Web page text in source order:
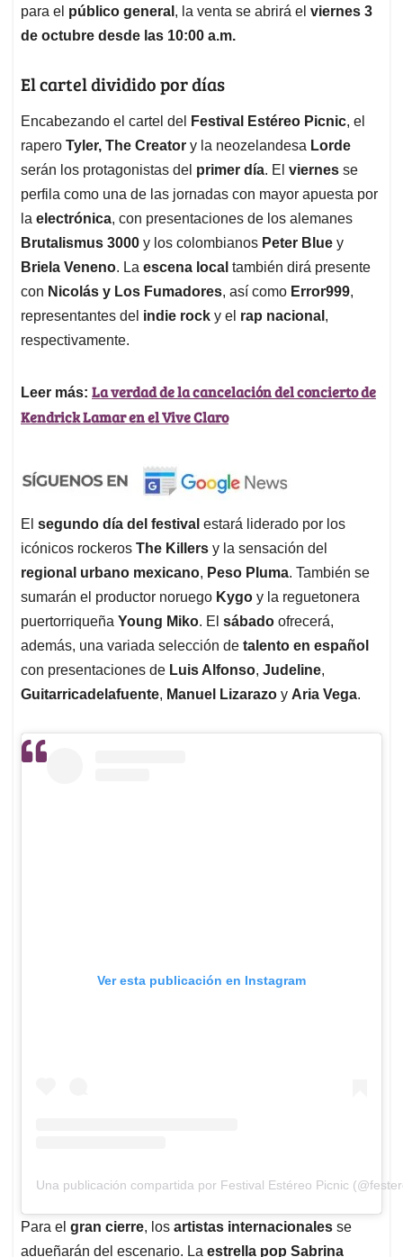
para el público general , la venta se abrirá el viernes 3
de octubre desde las 10:00 a.m.
El cartel dividido por días
Encabezando el cartel del Festival Estéreo Picnic, el
rapero Tyler, The Creator y la neozelandesa Lorde
serán los protagonistas del primer día. El viernes se
perfila como una de las jornadas con mayor apuesta por
la electrónica, con presentaciones de los alemanes
Brutalismus 3000 y los colombianos Peter Blue y
Briela Veneno. La escena local también dirá presente
con Nicolás y Los Fumadores, así como Error999,
representantes del indie rock y el rap nacional ,
respectivamente.
Leer más: La verdad de la cancelación del concierto de
Kendrick Lamar en el Vive Claro
El segundo día del festival estará liderado por los
icónicos rockeros The Killers y la sensación del
regional urbano mexicano, Peso Pluma. También se
sumarán el productor noruego Kygo y la reguetonera
puertorriqueña Young Miko. El sábado ofrecerá,
además, una variada selección de talento en español
con presentaciones de Luis Alfonso, Judeline,
Guitarricadelafuente, Manuel Lizarazo y Aria Vega.
Ver esta publicación en Instagram
Una publicación compartida por Festival Estéreo Picnic
Para el gran cierre, los artistas internacionales se
adueñarán del escenario. La estrella pop Sabrina